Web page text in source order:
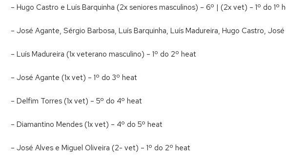
– Hugo Castro e Luís Barquinha (2x seniores masculinos) – 6º | (2x vet) – 1º do 1º
– José Agante, Sérgio Barbosa, Luís Barquinha, Luís Madureira, Hugo Castro,
– Luís Madureira (1x veterano masculino) – 1º do 2º heat
– José Agante (1x vet) – 1º do 3º heat
– Delfim Torres (1x vet) – 5º do 4º heat
– Diamantino Mendes (1x vet) – 4º do 5º heat
– José Alves e Miguel Oliveira (2- vet) – 1º do 2º heat